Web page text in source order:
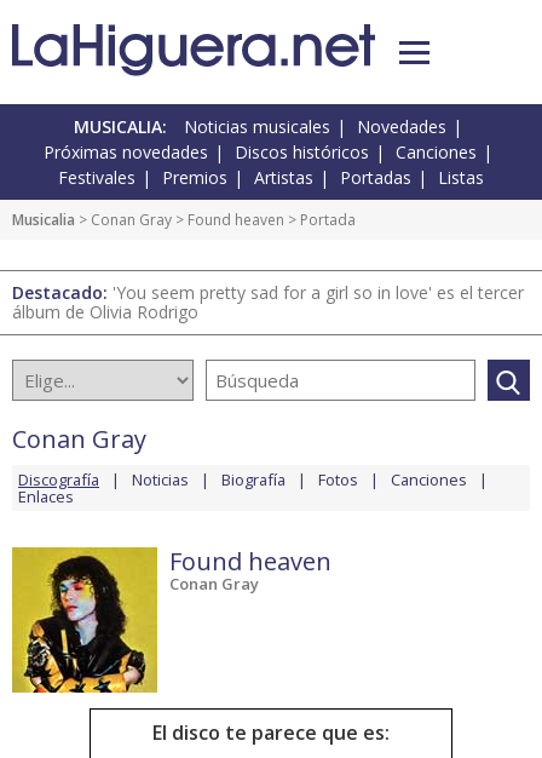
MUSICALIA: Noticias musicales
Novedades
Próximas novedades
Discos históricos
Canciones
Festivales
Premios Artistas Portadas Listas
Musicalia > Conan Gray > Found heaven > Portada
Destacado: 'You seem pretty sad for a girl so in love' es el tercer
álbum de Olivia Rodrigo
Conan Gray
Discografía Noticias Biografía Fotos Canciones
Enlaces
Found heaven
Conan Gray
El disco te parece que es: